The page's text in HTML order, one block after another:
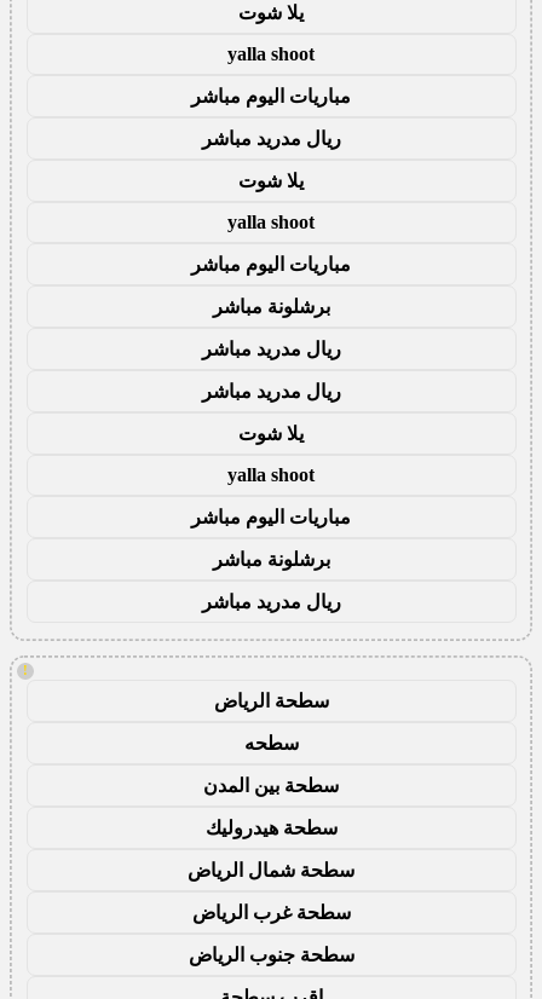
يلا شوت
yalla shoot
مباريات اليوم مباشر
ريال مدريد مباشر
يلا شوت
yalla shoot
مباريات اليوم مباشر
برشلونة مباشر
ريال مدريد مباشر
ريال مدريد مباشر
يلا شوت
yalla shoot
مباريات اليوم مباشر
برشلونة مباشر
ريال مدريد مباشر
!
سطحة الرياض
سطحه
سطحة بين المدن
سطحة هيدروليك
سطحة شمال الرياض
سطحة غرب الرياض
سطحة جنوب الرياض